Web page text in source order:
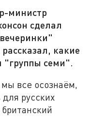
министр
сделал
какие
"группы семи".
все осознаём,
русских